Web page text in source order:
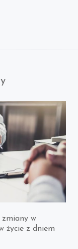
zmiany w
życie z dniem